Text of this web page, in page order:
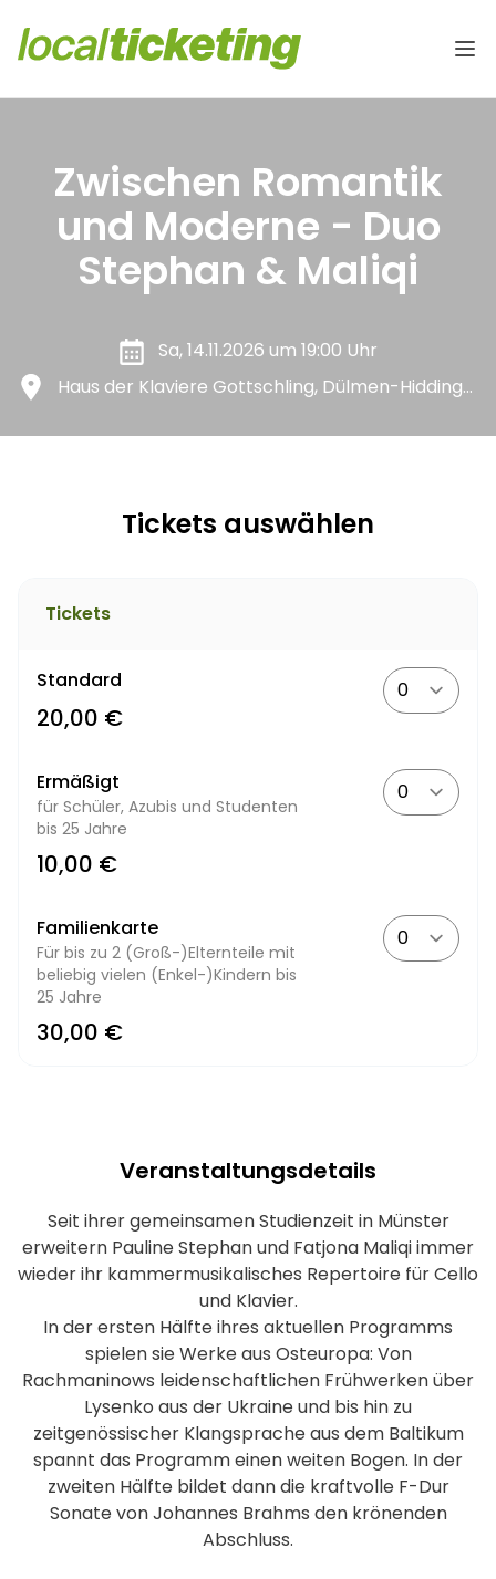
Zwischen Romantik
und Moderne - Duo
Stephan & Maliqi
Sa, 14.11.2026 um 19:00 Uhr
Haus der Klaviere Gottschling, Dülmen-Hiddingsel
Tickets auswählen
Tickets
Standard
20,00 €
Ermäßigt
für Schüler, Azubis und Studenten
bis 25 Jahre
10,00 €
Familienkarte
Für bis zu 2 (Groß-)Elternteile mit
beliebig vielen (Enkel-)Kindern bis
25 Jahre
30,00 €
Veranstaltungsdetails
Seit ihrer gemeinsamen Studienzeit in Münster
erweitern Pauline Stephan und Fatjona Maliqi immer
wieder ihr kammermusikalisches Repertoire für Cello
und Klavier.
In der ersten Hälfte ihres aktuellen Programms
spielen sie Werke aus Osteuropa: Von
Rachmaninows leidenschaftlichen Frühwerken über
Lysenko aus der Ukraine und bis hin zu
zeitgenössischer Klangsprache aus dem Baltikum
spannt das Programm einen weiten Bogen. In der
zweiten Hälfte bildet dann die kraftvolle F-Dur
Sonate von Johannes Brahms den krönenden
Abschluss.